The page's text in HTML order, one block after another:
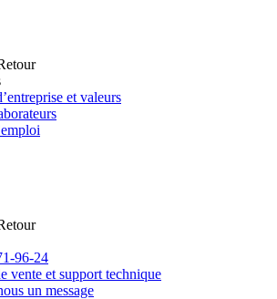
et valeurs
96-24
vente et support technique
un message